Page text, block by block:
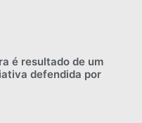
é resultado de um
defendida por